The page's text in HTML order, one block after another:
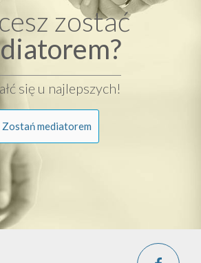
zostać
się u najlepszych!
Zostań mediatorem